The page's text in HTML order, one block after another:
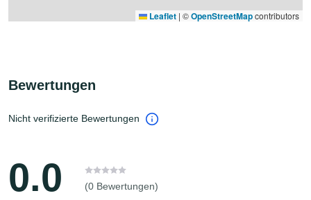
Leaflet | ©OpenStreetMapcontributors
Bewertungen
Nicht verifizierte Bewertungen
0.0 (0 Bewertungen)